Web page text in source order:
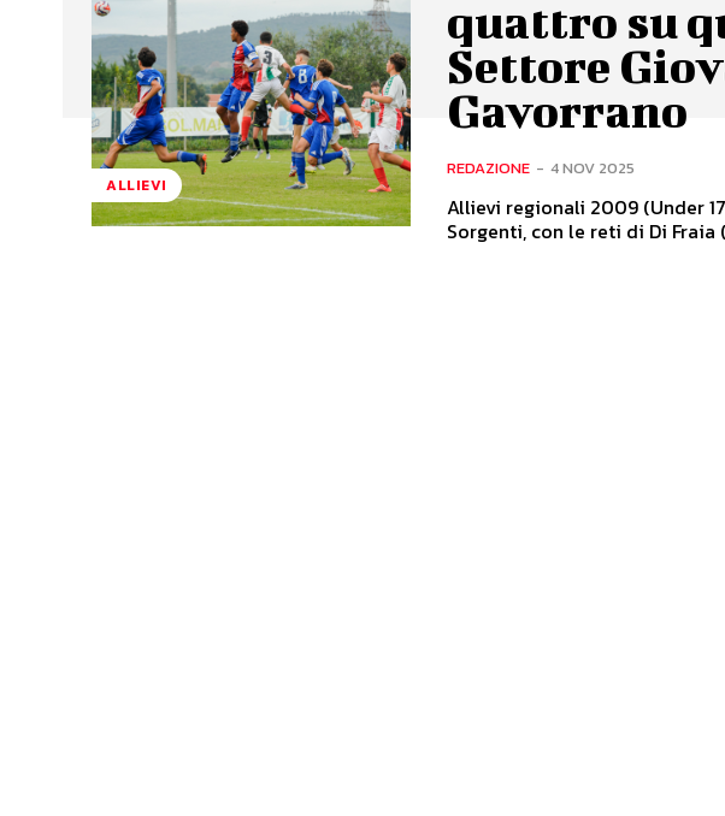
ALLIEVI
quattro su
Settore
Gavorrano
REDAZIONE - 4 NOV 2025
Allievi regionali 2009 (Under
Sorgenti, con le reti di Di Fraia